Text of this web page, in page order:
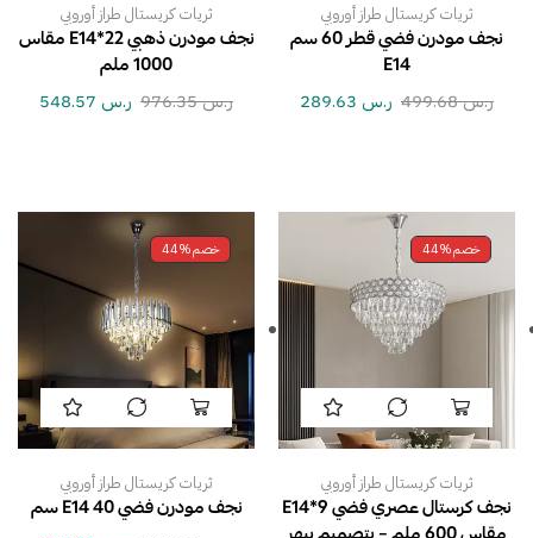
ثريات كريستال طراز أوروبي
نجف مودرن فضي قطر 60 سم
E14
ر.س499.68 ر.س
ثريات كريستال طراز أوروبي
نجف مودرن ذهبي E14*22 مقاس
1000 ملم
ر.س976.35 ر.س
خصم44%
ثريات كريستال طراز أوروبي
نجف كرستال عصري فضي E14*9
خصم44%
ثريات كريستال طراز أوروبي
نجف مودرن فضي E14 40 سم